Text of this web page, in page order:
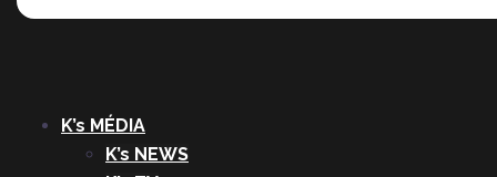
K’s MÉDIA
K’s NEWS